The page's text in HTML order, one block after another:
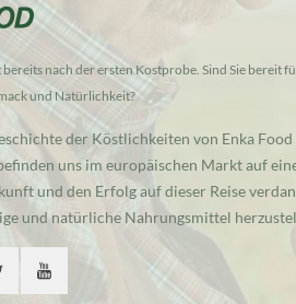
nach der ersten Kostprobe. Sind Sie bereit
und Natürlichkeit?
der Köstlichkeiten von Enka
uns im europäischen Markt auf
und den Erfolg auf dieser Reise
und natürliche Nahrungsmittel